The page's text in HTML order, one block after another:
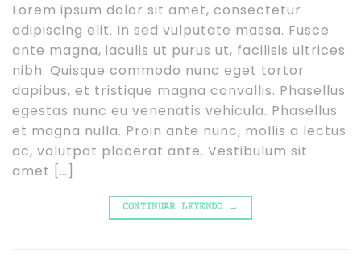
Lorem ipsum dolor sit amet, consectetur
adipiscing elit. In sed vulputate massa. Fusce
ante magna, iaculis ut purus ut, facilisis ultrices
nibh. Quisque commodo nunc eget tortor
dapibus, et tristique magna convallis. Phasellus
egestas nunc eu venenatis vehicula. Phasellus
et magna nulla. Proin ante nunc, mollis a lectus
ac, volutpat placerat ante. Vestibulum sit
amet […]
CONTINUAR LEYENDO →